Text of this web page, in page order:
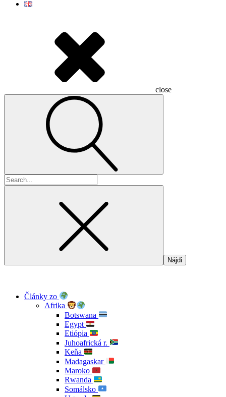
close
Hľadať:
Články zo
Afrika
Botswana
Egypt
Etiópia
Juhoafrická r.
Keňa
Madagaskar
Maroko
Rwanda
Somálsko